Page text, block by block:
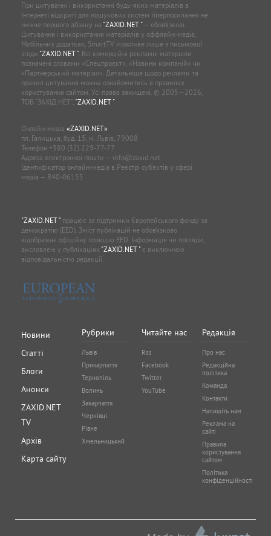
При цитуванні і використанні будь-яких матеріалів в
Інтернеті відкриті для пошукових систем гіперпосилання не
нижче першого абзацу на "ZAXID.NET "— обов’язкові.
Цитування і використання матеріалів у оффлайн-медіа,
Мобільних додатках, SmartTV можливе лише з письмової
згоди "ZAXID.NET ". Всі комерційні рекламні матеріали
позначені словами «Спецпроєкт», «Новини компаній» чи
«Партнерський матеріал». Детальніше щодо реклами та
правил цитування можна ознайомитись в правилах
користування сайтом. Усі права захищені. © 2005—2026,
ТОВ “ЗАХІД.НЕТ”, "ZAXID.NET ".
Онлайн-медіа «ZAXID.NET»
пл. Галицька, буд. 15, м. Львів, 79008
Телефон +380 (32) 229-77-77
Адреса електронної пошти — info@zaxid.net
Ідентифікатор онлайн-медіа в Реєстрі суб'єктів у сфері
медіа — R40-06155
"ZAXID.NET "працює за підтримки Європейського фонду за
демократію (EED). Зміст публікацій не обов’язково
відображає офіційну позицію EED. Інформація чи погляди,
висловлені у публікаціях "ZAXID.NET "є виключною
відповідальністю редакції.
Новини
Статті
Блоги
Анонси
ZAXID.NET
TV
Архів
Карта сайту
Рубрики
Львів
Прикарпаття
Тернопіль
Волинь
Закарпаття
Чернівці
Рівне
Хмельницький
Читайте нас
Rss
Facebook
Twitter
YouTube
Редакція
Про нас
Редакційна
політика
Команда
Контакти
Напишіть нам
Реклама на
сайті
Правила
користування
сайтом
Політика
конфіденційності